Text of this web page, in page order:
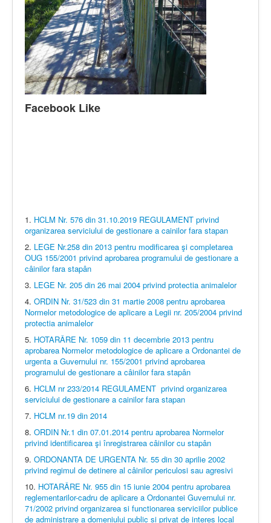
Facebook Like
1. HCLM Nr. 576 din 31.10.2019 REGULAMENT privind
organizarea serviciului de gestionare a cainilor fara stapan
2. LEGE Nr.258 din 2013 pentru modificarea şi completarea
OUG 155/2001 privind aprobarea programului de gestionare a
câinilor fara stapân
3. LEGE Nr. 205 din 26 mai 2004 privind protectia animalelor
4. ORDIN Nr. 31/523 din 31 martie 2008 pentru aprobarea
Normelor metodologice de aplicare a Legii nr. 205/2004 privind
protectia animalelor
5. HOTARÂRE Nr. 1059 din 11 decembrie 2013 pentru
aprobarea Normelor metodologice de aplicare a Ordonantei de
urgenta a Guvernului nr. 155/2001 privind aprobarea
programului de gestionare a câinilor fara stapân
6. HCLM nr 233/2014 REGULAMENT privind organizarea
serviciului de gestionare a cainilor fara stapan
7. HCLM nr.19 din 2014
8. ORDIN Nr.1 din 07.01.2014 pentru aprobarea Normelor
privind identificarea şi înregistrarea câinilor cu stapân
9. ORDONANTA DE URGENTA Nr. 55 din 30 aprilie 2002
privind regimul de detinere al câinilor periculosi sau agresivi
10. HOTARÂRE Nr. 955 din 15 iunie 2004 pentru aprobarea
reglementarilor-cadru de aplicare a Ordonantei Guvernului nr.
71/2002 privind organizarea si functionarea serviciilor publice
de administrare a domeniului public si privat de interes local